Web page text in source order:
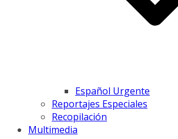
Español Urgente
Reportajes Especiales
Recopilación
Multimedia